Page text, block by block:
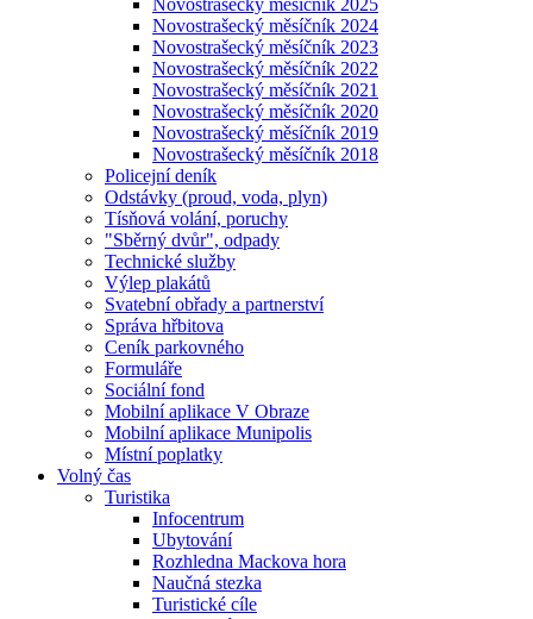
Novostrašecký měsíčník 2025
Novostrašecký měsíčník 2024
Novostrašecký měsíčník 2023
Novostrašecký měsíčník 2022
Novostrašecký měsíčník 2021
Novostrašecký měsíčník 2020
Novostrašecký měsíčník 2019
Novostrašecký měsíčník 2018
Policejní deník
Odstávky (proud, voda, plyn)
Tísňová volání, poruchy
"Sběrný dvůr", odpady
Technické služby
Výlep plakátů
Svatební obřady a partnerství
Správa hřbitova
Ceník parkovného
Formuláře
Sociální fond
Mobilní aplikace V Obraze
Mobilní aplikace Munipolis
Místní poplatky
Volný čas
Turistika
Infocentrum
Ubytování
Rozhledna Mackova hora
Naučná stezka
Turistické cíle